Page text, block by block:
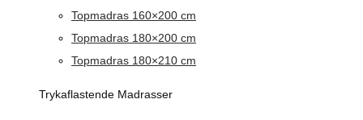
Topmadras 160×200 cm
Topmadras 180×200 cm
Topmadras 180×210 cm
Trykaflastende Madrasser